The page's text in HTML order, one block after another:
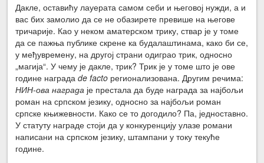
Дакле, оставићу лауерата самом себи и његовој нужди, а и
вас бих замолио да се не обазирете превише на његове
тричарије. Као у неком аматерском трику, ствар је у томе
да се пажња публике скрене ка будалаштинама, како би се,
у међувремену, на другој страни одиграо трик, односно
„магија“. У чему је дакле, трик? Трик је у томе што је ове
године наградаde facto регионализована. Другим речима:
НИН-ова награда је престала да буде награда за најбољи
роман на српском језику, односно за најбољи роман
српске књижевности. Како се то догодило? Па, једноставно.
У статуту награде стоји да у конкуренцију улазе романи
написани на српском језику, штампани у току текуће
године.